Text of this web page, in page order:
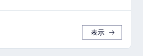
表示